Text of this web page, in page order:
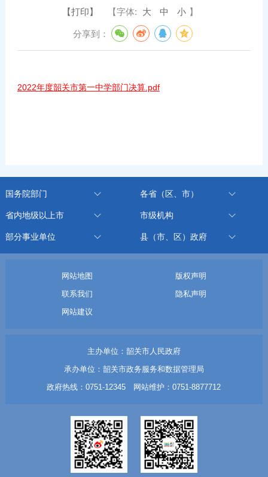
【打印】 【字体: 大 中 小 】
分享到：
2022年度韶关市第一中学部门决算.pdf
国务院部门 各省（区、市）
省内地级以上市 市级机构
部分事业单位 县（市、区）政府
网站地图
版权声明
联系我们
隐私声明
网站建议
主办单位：韶关市人民政府
承办单位：韶关市政务服务和数据管理局
政府热线：0751-12345 网站维护：0751-8877712